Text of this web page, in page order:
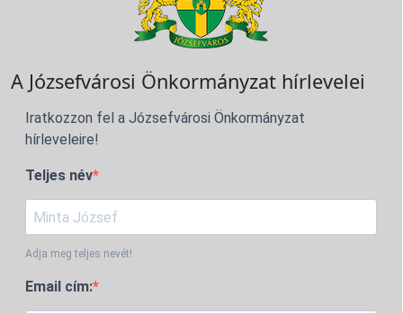
A Józsefvárosi Önkormányzat hírlevelei
Iratkozzon fel a Józsefvárosi Önkormányzat
hírleveleire!
Teljes név
Adja meg teljes nevét!
Email cím: